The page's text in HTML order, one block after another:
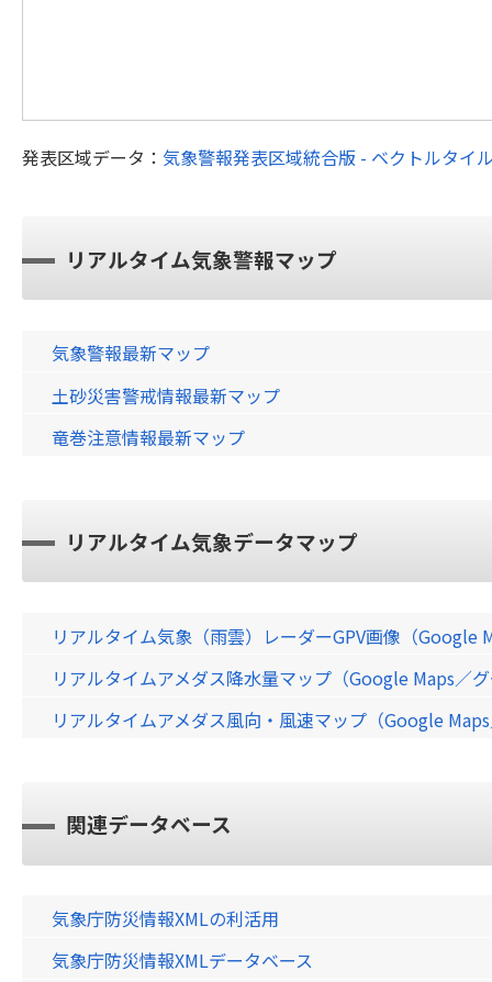
発表区域データ： 気象警報発表区域統合版 - ベクトルタイ
リアルタイム気象警報マップ
気象警報最新マップ
土砂災害警戒情報最新マップ
竜巻注意情報最新マップ
リアルタイム気象データマップ
リアルタイム気象（雨雲）レーダーGPV画像（Google
リアルタイムアメダス降水量マップ（Google Maps／
リアルタイムアメダス風向・風速マップ（Google
関連データベース
気象庁防災情報XMLの利活用
気象庁防災情報XMLデータベース